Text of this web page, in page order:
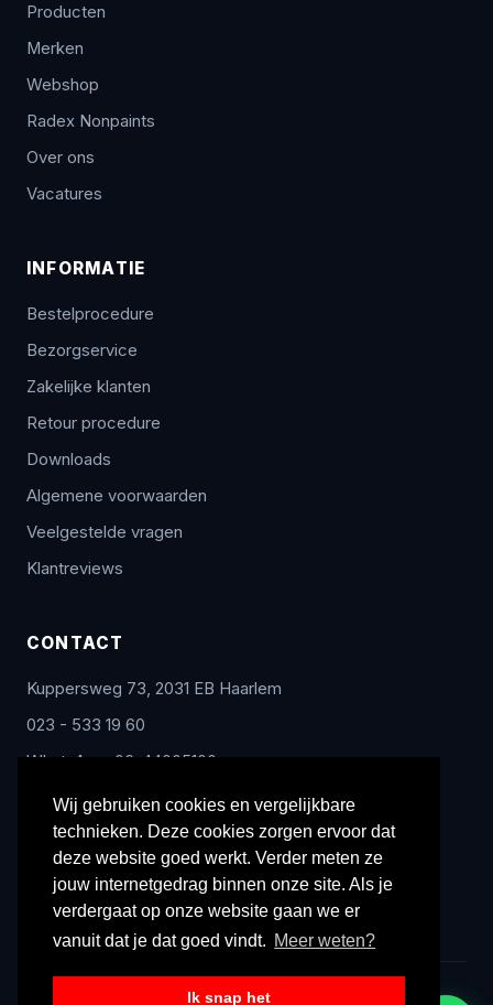
Wij gebruiken cookies en vergelijkbare
technieken. Deze cookies zorgen ervoor dat
deze website goed werkt. Verder meten ze
jouw internetgedrag binnen onze site. Als je
verdergaat op onze website gaan we er
vanuit dat je dat goed vindt. Meer weten?
Ik snap het
Producten
Merken
Webshop
Radex Nonpaints
Over ons
Vacatures
INFORMATIE
Bestelprocedure
Bezorgservice
Zakelijke klanten
Retour procedure
Downloads
Algemene voorwaarden
Veelgestelde vragen
Klantreviews
CONTACT
Kuppersweg 73, 2031 EB Haarlem
023 - 533 19 60
WhatsApp: 06-44005100
info@radex-benelux.nl
Ma – Vrij: 9:00 – 17:00
© 2026 Radex Benelux. Alle rechten voorbehouden.